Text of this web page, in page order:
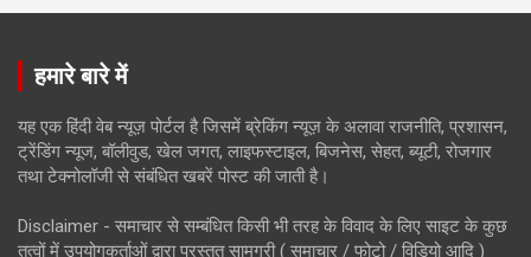
हमारे बारे में
यह एक हिंदी वेब न्यूज़ पोर्टल है जिसमें ब्रेकिंग न्यूज़ के अलावा राजनीति, प्रशासन,
ट्रेंडिंग न्यूज, बॉलीवुड, खेल जगत, लाइफस्टाइल, बिजनेस, सेहत, ब्यूटी, रोजगार
तथा टेक्नोलॉजी से संबंधित खबरें पोस्ट की जाती है।
Disclaimer - समाचार से सम्बंधित किसी भी तरह के विवाद के लिए साइट के कुछ
तत्वों में उपयोगकर्ताओं द्वारा प्रस्तुत सामग्री ( समाचार / फोटो / विडियो आदि )